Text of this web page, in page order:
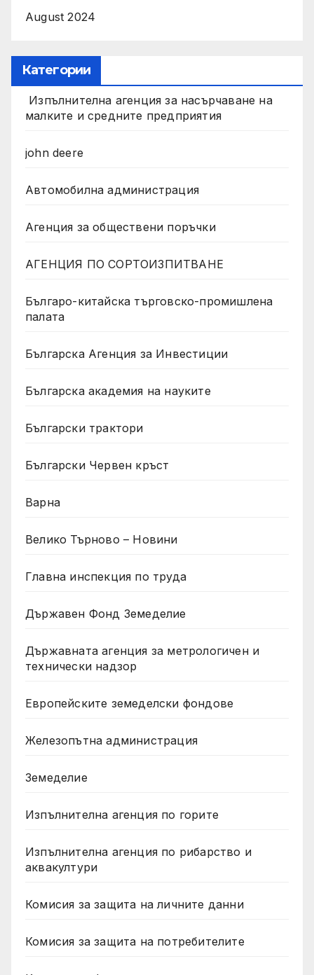
August 2024
Категории
Изпълнителна агенция за насърчаване на
малките и средните предприятия
john deere
Автомобилна администрация
Агенция за обществени поръчки
АГЕНЦИЯ ПО СОРТОИЗПИТВАНЕ
Българо-китайска търговско-промишлена
палата
Българска Агенция за Инвестиции
Българска академия на науките
Български трактори
Български Червен кръст
Варна
Велико Търново – Новини
Главна инспекция по труда
Държавен Фонд Земеделие
Държавната агенция за метрологичен и
технически надзор
Европейските земеделски фондове
Железопътна администрация
Земеделие
Изпълнителна агенция по горите
Изпълнителна агенция по рибарство и
аквакултури
Комисия за защита на личните данни
Комисия за защита на потребителите